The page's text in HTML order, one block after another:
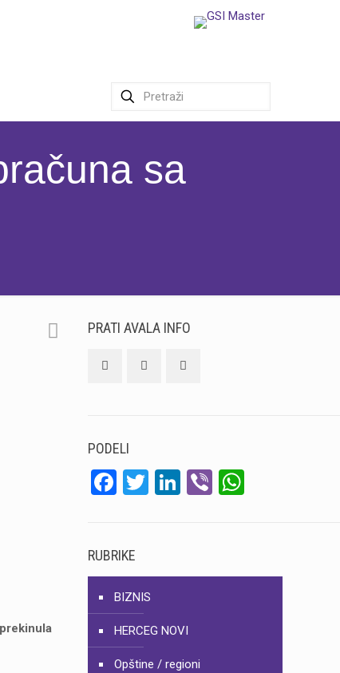
sa
PRATI AVALA INFO
PODELI
Facebook
Twitter
LinkedIn
Viber
RUBRIKE
BIZNIS
HERCEG NOVI
Opštine / regioni